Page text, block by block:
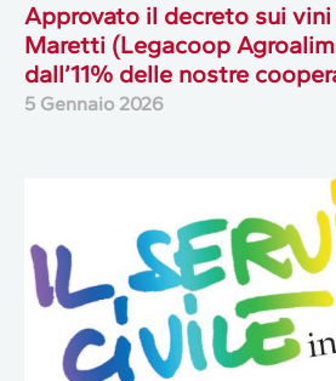
Approvato il decreto sui
Maretti (Legacoop
dall’11% delle nostre
5 Gennaio 2026